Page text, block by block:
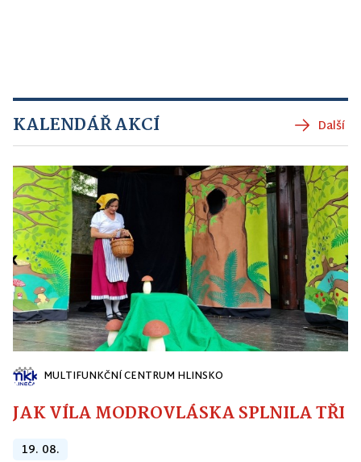
KALENDÁŘ AKCÍ Další
MULTIFUNKČNÍ CENTRUM HLINSKO
JAK VÍLA MODROVLÁSKA SPLNILA
19. 08.